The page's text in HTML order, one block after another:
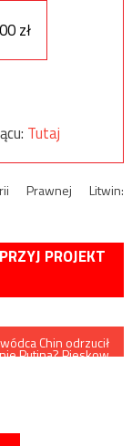
zł
Tutaj
Prawnej Litwin:
PROJEKT
Chin odrzucił
Putina? Pieskow